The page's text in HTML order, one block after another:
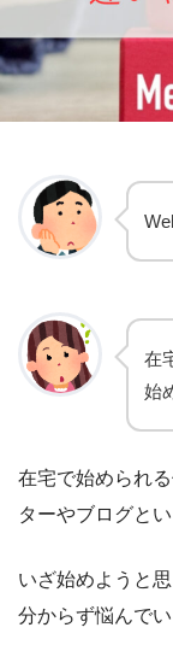
在
始
在宅で始められ
ターやブログと
いざ始めようと
分からず悩んで